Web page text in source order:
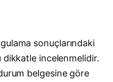
sonuçlarındaki
dikkatle incelenmelidir.
belgesine göre